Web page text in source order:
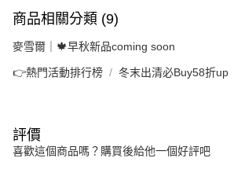
商品相關分類 (9)
麥雪爾｜🍁早秋新品coming soon
👉熱門活動排行榜 冬末出清必Buy58折up
評價
喜歡這個商品嗎？購買後給他一個好評吧